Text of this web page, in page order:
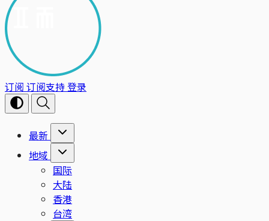
订阅 订阅支持登录
最新
地域
国际
大陆
香港
台湾